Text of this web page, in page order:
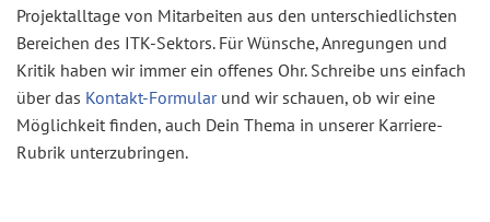
Projektalltage von Mitarbeiten aus den unterschiedlichsten
Bereichen des ITK-Sektors. Für Wünsche, Anregungen und
Kritik haben wir immer ein offenes Ohr. Schreibe uns einfach
über das Kontakt-Formularund wir schauen, ob wir eine
Möglichkeit finden, auch Dein Thema in unserer Karriere-
Rubrik unterzubringen.